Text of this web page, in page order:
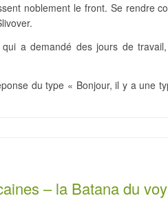
noblement le front. Se rendre
a demandé des jours de
du type « Bonjour, il y a une
– la Batana du